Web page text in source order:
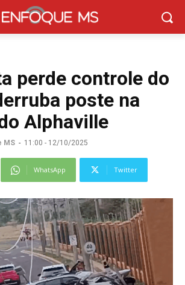
perde controle do
poste na
Alphaville
MS - 11:00 - 12/10/2025
WhatsApp Twitter